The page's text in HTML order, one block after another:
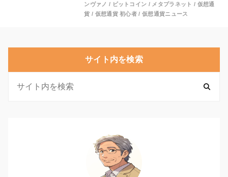
ンヴァノ / ビットコイン / メタプラネット / 仮想通
貨 / 仮想通貨 初心者 /仮想通貨ニュース
サイト内を検索